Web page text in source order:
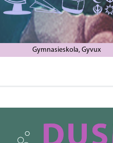
Gymnasieskola Gyvux